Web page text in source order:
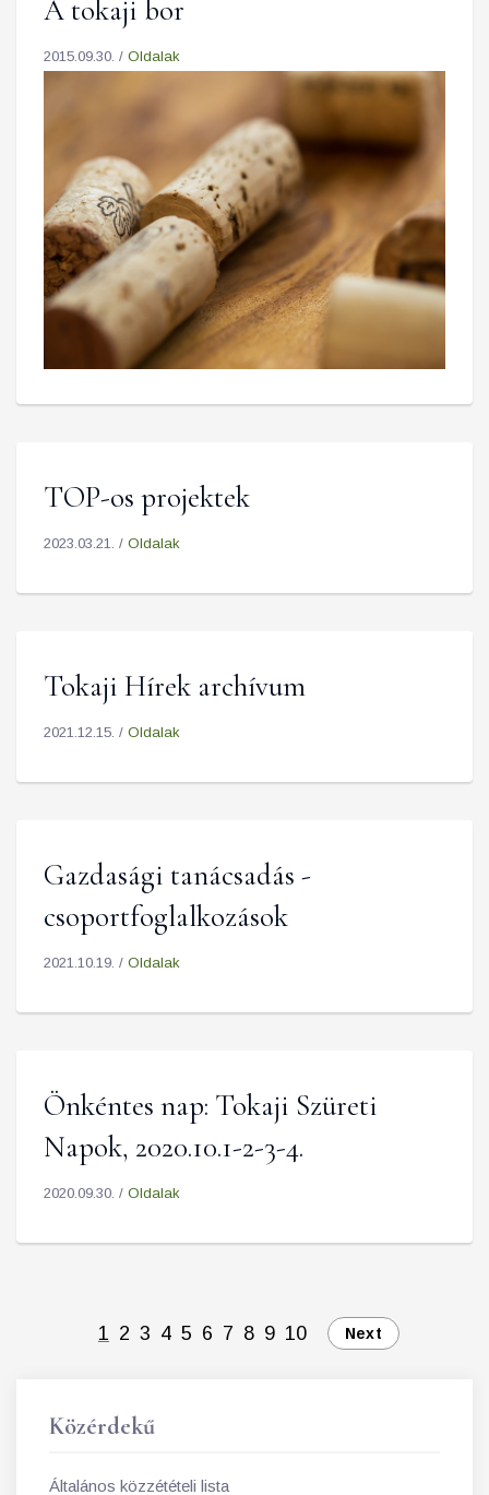
A tokaji bor
2015.09.30. / Oldalak
TOP-os projektek
2023.03.21. / Oldalak
Tokaji Hírek archívum
2021.12.15. / Oldalak
Gazdasági tanácsadás -
csoportfoglalkozások
2021.10.19. / Oldalak
Önkéntes nap: Tokaji Szüreti
Napok, 2020.10.1-2-3-4.
2020.09.30. / Oldalak
1 2 3 4 5 6 7 8 9 10 Next
Közérdekű
Általános közzétételi lista